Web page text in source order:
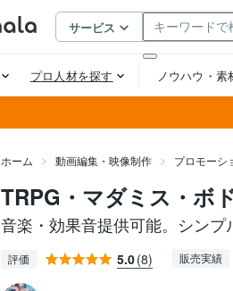
ホーム 動画編集・映像制作 プロモーシ
TRPG・マダミス・ボ
音楽・効果音提供可能。シンプ
評価 5.0(8) 販売実績